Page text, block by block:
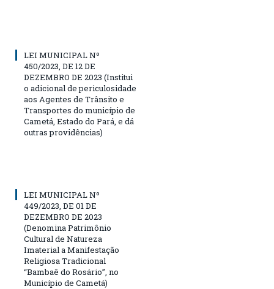
LEI MUNICIPAL Nº
450/2023, DE 12 DE
DEZEMBRO DE 2023 (Institui
o adicional de periculosidade
aos Agentes de Trânsito e
Transportes do município de
Cametá, Estado do Pará, e dá
outras providências)
LEI MUNICIPAL Nº
449/2023, DE 01 DE
DEZEMBRO DE 2023
(Denomina Patrimônio
Cultural de Natureza
Imaterial a Manifestação
Religiosa Tradicional
“Bambaê do Rosário”, no
Município de Cametá)